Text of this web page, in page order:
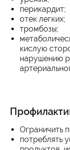
перикардит;
отек легких;
тромбозы;
кислую
нарушению
Ограничить
потреблять